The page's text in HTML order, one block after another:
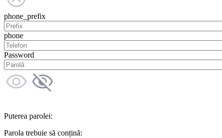
phone_prefix
phone
Password
Puterea parolei:
Parola trebuie să conțină: